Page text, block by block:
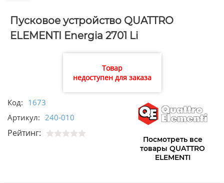
Пусковое устройство QUATTRO
ELEMENTI Energia 2701 Li
Товар
недоступен для заказа
Код: 1673
Артикул: 240-010
Рейтинг:
Посмотреть все
товары QUATTRO
ELEMENTI